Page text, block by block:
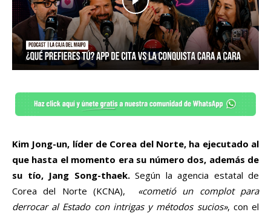
Kim Jong-un, líder de Corea del Norte, ha ejecutado al
que hasta el momento era su número dos, además de
su tío, Jang Song-thaek.Según la agencia estatal de
Corea del Norte (KCNA), «cometió un complot para
derrocar al Estado con intrigas y métodos sucios», con el